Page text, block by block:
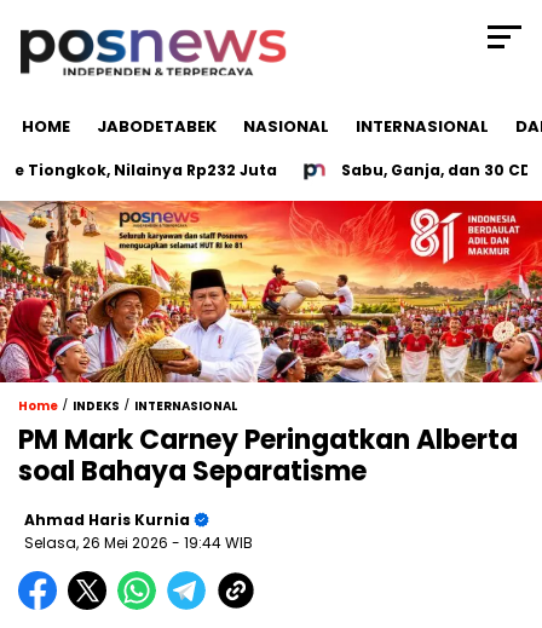
HOME JABODETABEK NASIONAL INTERNASIONAL
Nilainya Rp232 Juta Sabu, Ganja, dan 30 CD
Home / INDEKS / INTERNASIONAL
PM Mark Carney Peringatkan Alberta
soal Bahaya Separatisme
Ahmad Haris Kurnia
Selasa, 26 Mei 2026 - 19:44 WIB